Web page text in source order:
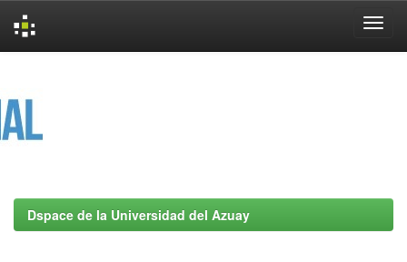
Dspace de la Universidad del Azuay